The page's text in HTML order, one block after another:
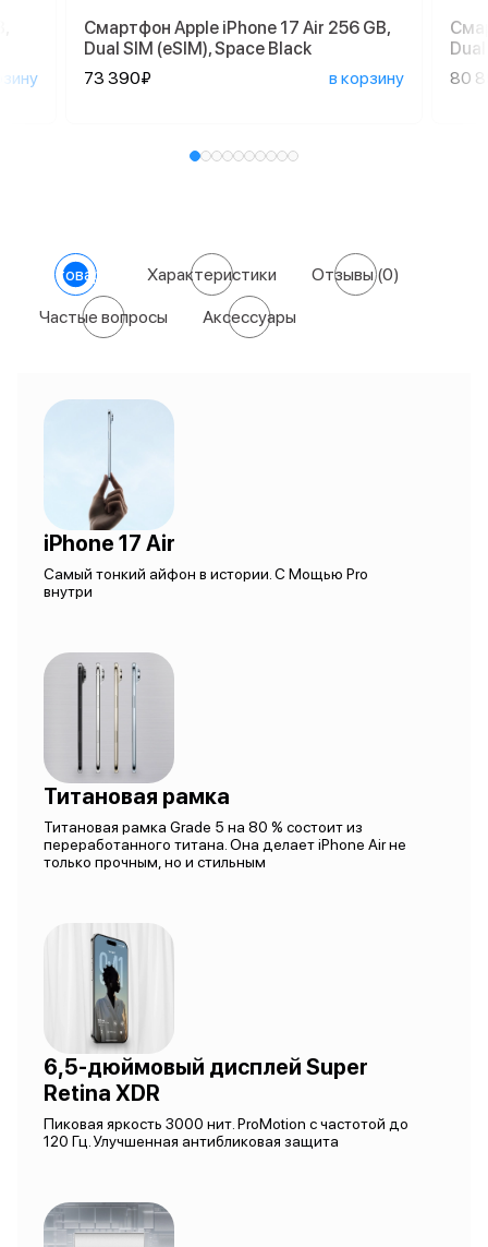
Смартфон Apple iPhone 17 Air 256 GB,
Dual SIM (eSIM), Space Black
73 390₽
в корзину
80
О товаре Характеристики Отзывы(0)
Частые вопросы Аксессуары
iPhone 17 Air
Самый тонкий айфон в истории. С Мощью Pro
внутри
Титановая рамка
Титановая рамка Grade 5 на 80 % состоит из
переработанного титана. Она делает iPhone Air не
только прочным, но и стильным
6,5-дюймовый дисплей Super
Retina XDR
Пиковая яркость 3000 нит. ProMotion с частотой до
120 Гц. Улучшенная антибликовая защита